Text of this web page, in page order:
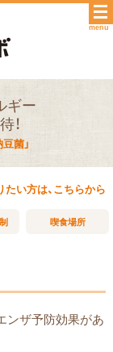
menu
ギー
！
菌」
い方は、こちらから
喫食場所
ンザ予防効果があ